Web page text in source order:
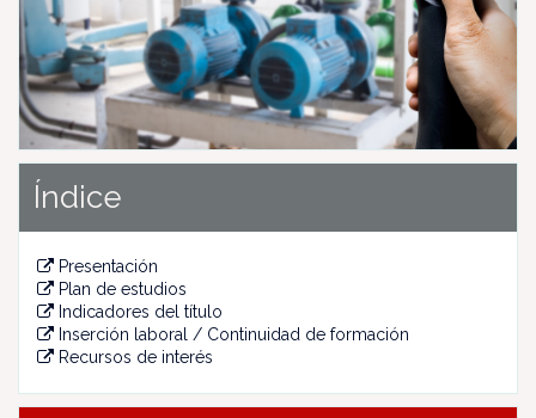
u
s
Índice
Presentación
Plan de estudios
Indicadores del título
Inserción laboral / Continuidad de formación
Recursos de interés